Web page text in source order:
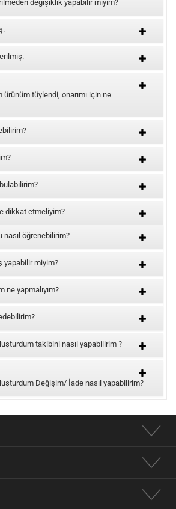
değişiklik yapabilir miyim?
tüylendi, onarımı için ne
dikkat etmeliyim?
öğrenebilirim?
yapabilir miyim?
ne yapmalıyım?
takibini nasıl yapabilirim ?
Değişim/ İade nasıl yapabilirim?